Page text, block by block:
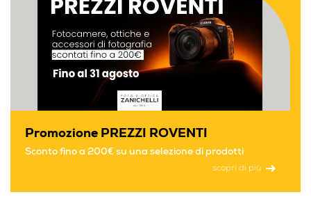
Promozione PREZZI ROVENTI
Sconto fino a 200€ su una selezione di prodotti
scopri di più